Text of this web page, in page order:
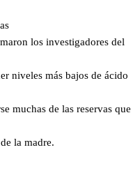
los investigadores del
niveles más bajos de ácido
muchas de las reservas que
la madre.